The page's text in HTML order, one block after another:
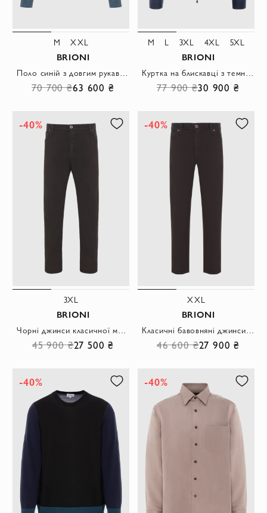
M XXL
BRIONI
70 700 ₴63 600 ₴
M L 3XL 4XL 5XL
BRIONI
77 900 ₴30 900 ₴
-40%
3XL
BRIONI
45 900 ₴27 500 ₴
-40%
XXL
BRIONI
46 600 ₴27 900 ₴
-40% -40%